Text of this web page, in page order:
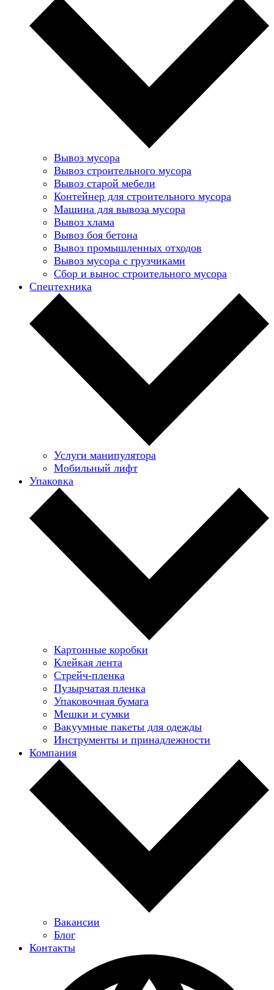
Вывоз мусора
Вывоз строительного мусора
Вывоз старой мебели
Контейнер для строительного мусора
Машина для вывоза мусора
Вывоз хлама
Вывоз боя бетона
Вывоз промышленных отходов
Вывоз мусора с грузчиками
Сбор и вынос строительного мусора
Спецтехника
Услуги манипулятора
Мобильный лифт
Упаковка
Картонные коробки
Клейкая лента
Стрейч-пленка
Пузырчатая пленка
Упаковочная бумага
Мешки и сумки
Вакуумные пакеты для одежды
Инструменты и принадлежности
Компания
Вакансии
Блог
Контакты